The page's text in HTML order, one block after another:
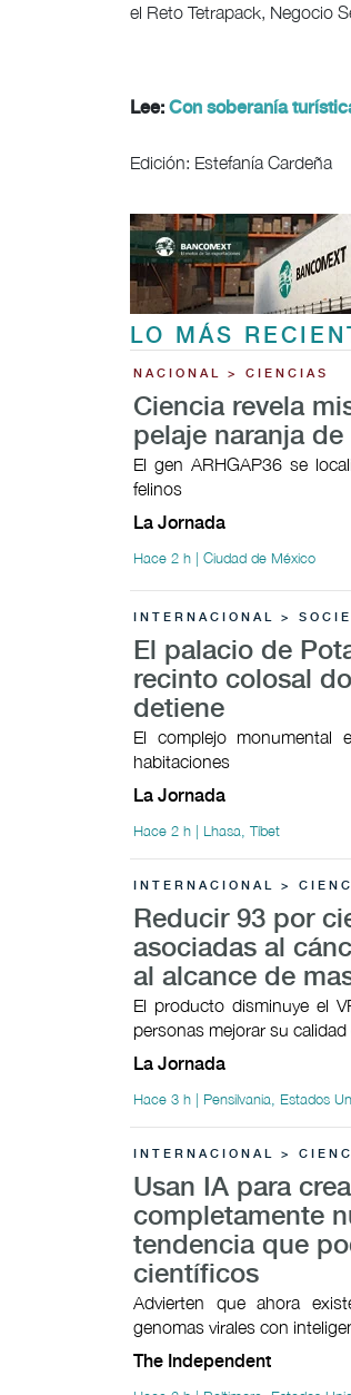
el Reto Tetrapack, Negocio
Lee: Con soberanía
Edición: Estefanía Cardeña
LO MÁS
NACIONAL > CIENCIAS
Ciencia revela
pelaje naranja
El gen ARHGAP36 se
felinos
La Jornada
Hace 2 h | Ciudad de México
INTERNACIONAL >
El palacio de
recinto colosal
detiene
El complejo monumental
habitaciones
La Jornada
Hace 2 h | Lhasa, Tíbet
INTERNACIONAL >
Reducir 93 por
asociadas al
al alcance de
El producto disminuye el
personas mejorar su calidad
La Jornada
Hace 3 h | Pensilvania, Estados
INTERNACIONAL >
Usan IA para
completamente
tendencia que
científicos
Advierten que ahora
genomas virales con
The Independent